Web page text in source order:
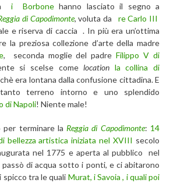
i Borbonehanno lasciato il segno a
di Capodimonte, voluta da
re Carlo III
e riserva di caccia . In più era un’ottima
la preziosa collezione d’arte della madre
, seconda moglie del padreFilippo V di
si scelse comelocation la collina di
era lontana dalla confusione cittadina. E
terreno intorno e uno splendido
di Napoli! Niente male!
per terminare la Reggia di Capodimonte: 14
bellezza artistica iniziata nel XVIII secolo
nel 1775 e aperta al pubblico nel
passò di acqua sotto i ponti, e ci abitarono
tra le quali Murat, i Savoia , i quali poi